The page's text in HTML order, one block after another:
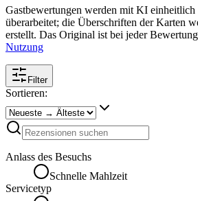
Gastbewertungen werden mit KI einheitlich
überarbeitet; die Überschriften der Karten
erstellt. Das Original ist bei jeder
Nutzung
Filter
Sortieren:
Anlass des Besuchs
Schnelle Mahlzeit
Servicetyp